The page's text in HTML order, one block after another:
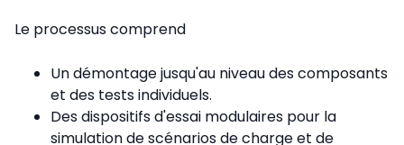
Le processus comprend
Un démontage jusqu'au niveau des composants
et des tests individuels.
Des dispositifs d'essai modulaires pour la
simulation de scénarios de charge et de